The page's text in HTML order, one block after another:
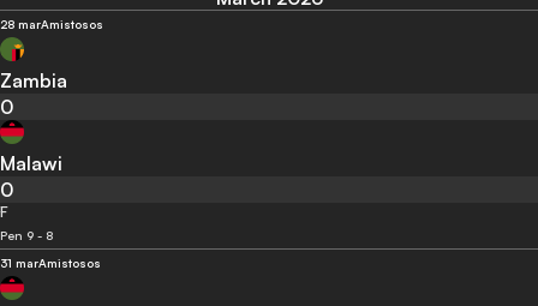
28 marAmistosos
Zambia
0
Malawi
0
F
Pen 9 - 8
31 marAmistosos